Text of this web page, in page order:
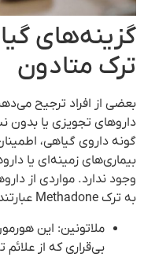
گزینه‌های
ترک متادون
بعضی از افراد ترجیح
داروهای تجویزی یا بدون
گونه داروی گیاهی،
بیماری‌های زمینه‌ای یا
وجود ندارد. مواردی از
به ترک Methadone عبارتند از:
ملاتونین: این
بی‌قراری که از